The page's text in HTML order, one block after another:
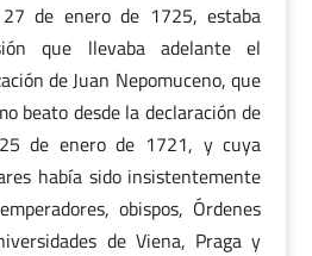
de enero de 1725, estaba
que llevaba adelante el
de Juan Nepomuceno, que
beato desde la declaración de
de enero de 1721, y cuya
había sido insistentemente
obispos, Órdenes
de Viena, Praga y